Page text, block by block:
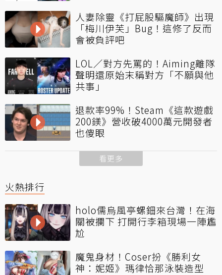
人妻除靈《打屁股驅魔師》出現
「梅川伊芙」Bug！這修了反而
會被負評吧
LOL／對方先罵的！Aiming離隊
聲明還原始末稱對方「不願與他
共事」
退款率99%！Steam《這款遊戲
200鎂》營收破4000萬元開發者
也傻眼
看更多
火熱排行
holo儒烏風亭螺鈿來台灣！在海
關被攔下 打開行李箱現場一陣尷
尬
魔鬼身材！Coser扮《勝利女
神：妮姬》瑪律恰那泳裝造型